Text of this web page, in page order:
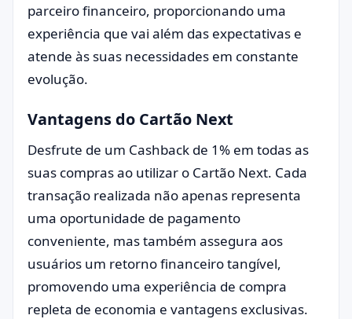
parceiro financeiro, proporcionando uma
experiência que vai além das expectativas e
atende às suas necessidades em constante
evolução.
Vantagens do Cartão Next
Desfrute de um Cashback de 1% em todas as
suas compras ao utilizar o Cartão Next. Cada
transação realizada não apenas representa
uma oportunidade de pagamento
conveniente, mas também assegura aos
usuários um retorno financeiro tangível,
promovendo uma experiência de compra
repleta de economia e vantagens exclusivas.